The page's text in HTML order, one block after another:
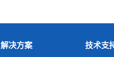
解决方案 技术支